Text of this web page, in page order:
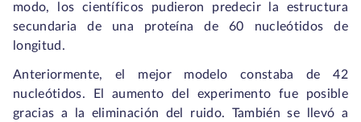
modo, los científicos pudieron predecir la estructura
secundaria de una proteína de 60 nucleótidos de
longitud.
Anteriormente, el mejor modelo constaba de 42
nucleótidos. El aumento del experimento fue posible
gracias a la eliminación del ruido. También se llevó a